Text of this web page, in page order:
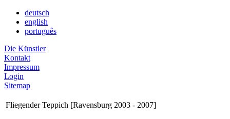
deutsch
english
português
Die Künstler
Kontakt
Impressum
Login
Sitemap
Fliegender Teppich [Ravensburg 2003 - 2007]